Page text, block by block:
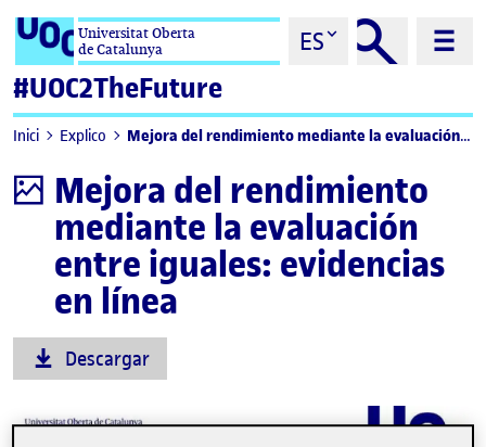
Saltar al contenidoUniversitat Oberta
de Catalunya
ES
#UOC2TheFuture
Inici Explico Mejora del rendimiento mediante la evaluación entre iguales: evidencias en línea
InfografíaMejora del rendimiento
mediante la evaluación
entre iguales: evidencias
en línea
Descargar